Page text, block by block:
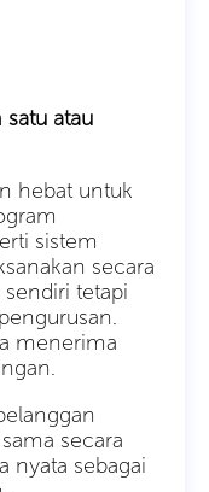
atau
hebat untuk
sistem
secara
tetapi
menerima
secara
nyata sebagai